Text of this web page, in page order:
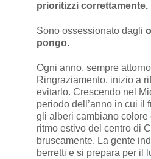
prioritizzi correttamente.
Sono ossessionato dagli
pongo.
Ogni anno, sempre
Ringraziamento, inizio a
evitarlo. Crescendo nel
periodo dell’anno in cui il
gli alberi cambiano colore
ritmo estivo del centro di
bruscamente. La gente
berretti e si prepara per il